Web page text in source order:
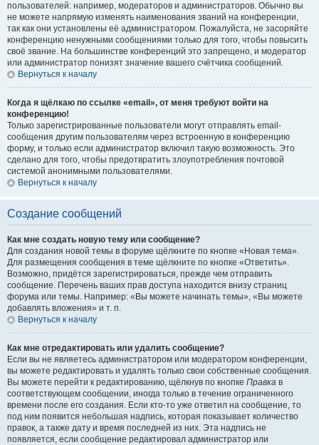
пользователей: например, модераторов и администраторов. Обычно вы
не можете напрямую изменять наименования званий на конференции,
так как они установлены её администратором. Пожалуйста, не засоряйте
конференцию ненужными сообщениями только для того, чтобы повысить
своё звание. На большинстве конференций это запрещено, и модератор
или администратор понизят значение вашего счётчика сообщений.
Вернуться к началу
Когда я щёлкаю по ссылке «email», от меня требуют войти на
конференцию!
Только зарегистрированные пользователи могут отправлять email-
сообщения другим пользователям через встроенную в конференцию
форму, и только если администратор включил такую возможность. Это
сделано для того, чтобы предотвратить злоупотребления почтовой
системой анонимными пользователями.
Вернуться к началу
Создание сообщений
Как мне создать новую тему или сообщение?
Для создания новой темы в форуме щёлкните по кнопке «Новая тема».
Для размещения сообщения в теме щёлкните по кнопке «Ответить».
Возможно, придётся зарегистрироваться, прежде чем отправить
сообщение. Перечень ваших прав доступа находится внизу страниц
форума или темы. Например: «Вы можете начинать темы», «Вы можете
добавлять вложения» и т. п.
Вернуться к началу
Как мне отредактировать или удалить сообщение?
Если вы не являетесь администратором или модератором конференции,
вы можете редактировать и удалять только свои собственные сообщения.
Вы можете перейти к редактированию, щёлкнув по кнопке Правка в
соответствующем сообщении, иногда только в течение ограниченного
времени после его создания. Если кто-то уже ответил на сообщение, то
под ним появится небольшая надпись, которая показывает количество
правок, а также дату и время последней из них. Эта надпись не
появляется, если сообщение редактировал администратор или